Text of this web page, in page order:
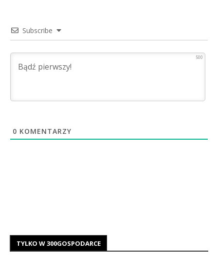
Subscribe
500
0 KOMENTARZY
TYLKO W 300GOSPODARCE